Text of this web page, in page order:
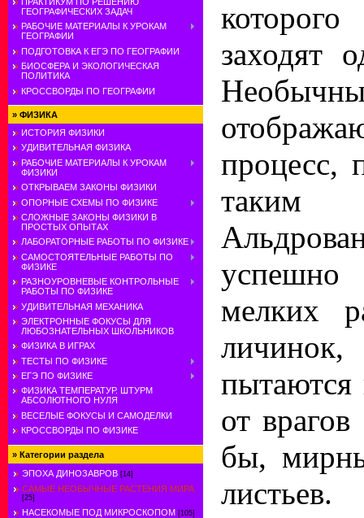
ГЕОГРАФИЧЕСКИХ ЗАДАЧ
РАБОЧИЕ МАТЕРИАЛЫ К УРОКАМ
ГЕОГРАФИИ
ПОДГОТОВКА К ЕГЭ ПО ГЕОГРАФИИ
БИОСФЕРА И ЭКОЛОГИЧЕСКАЯ
ПОЛИТИКА
КРОССВОРДЫ ПО ГЕОГРАФИИ
» ФИЗИКА
ИСТОРИЯ ФИЗИКИ
УДИВИТЕЛЬНАЯ ФИЗИКА
РАБОЧИЕ МАТЕРИАЛЫ К УРОКАМ
ФИЗИКИ
ОТКРЫВАЕМ ЗАКОНЫ ФИЗИКИ
ОПОРНЫЕ СХЕМЫ ПО ФИЗИКЕ
СЛОЖНЫЕ ЗАКОНЫ ФИЗИКИ В
ПРОСТЫХ ОПЫТАХ
ЛАБОРАТОРНЫЕ РАБОТЫ ПО ФИЗИКЕ
САМОСТОЯТЕЛЬНЫЕ РАБОТЫ ПО
ФИЗИКЕ
РАЗНОУРОВНЕВЫЕ КОНТРОЛЬНЫЕ
РАБОТЫ ПО ФИЗИКЕ
УДИВИТЕЛЬНАЯ МЕХАНИКА
ЭЛЕКТРОННЫЕ ФОКУСЫ ДЛЯ
ЛЮБОЗНАТЕЛЬНЫХ ШКОЛЬНИКОВ
ФИЗИКА В ИГРАХ
ТЕСТЫ ПО ФИЗИКЕ
ЕГЭ ПО ФИЗИКЕ
ФИЗИКА ТЕМПЕРАТУР. ШТУРМ
АБСОЛЮТНОГО НУЛЯ
ВЕСЕЛЫЕ ФОКУСЫ И САМОДЕЛКИ
КРОССВОРДЫ ПО ФИЗИКЕ
» Категории раздела
ЭПОХА ДИНОЗАВРОВ [14]
САМЫЕ НЕОБЫЧНЫЕ РАСТЕНИЯ МИРА
[25]
НАСЕКОМЫЕ ПОД МИКРОСКОПОМ [105]
заходят
процесс,
успешно
мелких
от врагов
бы,
листьев.